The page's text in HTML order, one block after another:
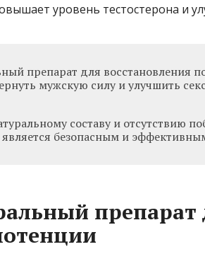
уровень тестостерона и
препарат для восстановления
мужскую силу и улучшить
составу и отсутствию
является безопасным и
препарат